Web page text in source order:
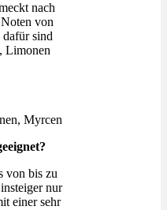
nach
von
sind
Limonen
Myrcen
von bis zu
nur
einer sehr